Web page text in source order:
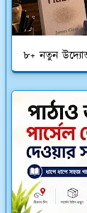
৮+ নতুন